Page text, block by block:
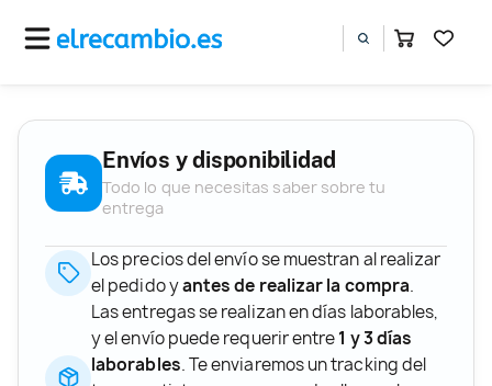
Envíos y disponibilidad
Todo lo que necesitas saber sobre tu
entrega
Los precios del envío se muestran al realizar
el pedido yantes de realizar la compra.
Las entregas se realizan en días laborables,
y el envío puede requerir entre1 y 3 días
laborables. Te enviaremos un tracking del